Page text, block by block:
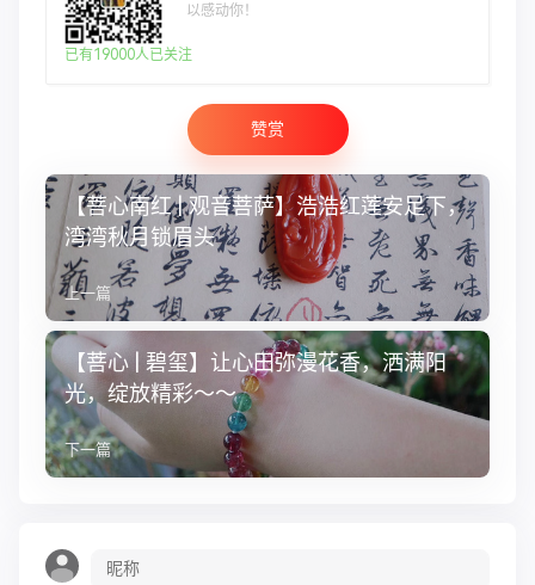
以感动你！
已有19000人已关注
赞赏
【菩心南红 | 观音菩萨】浩浩红莲安足下，
湾湾秋月锁眉头
上一篇
【菩心 | 碧玺】让心田弥漫花香，洒满阳
光，绽放精彩～～
下一篇